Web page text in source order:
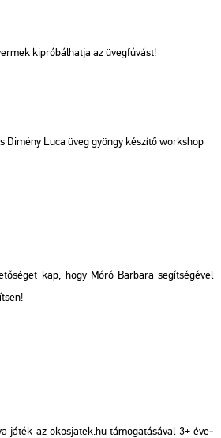
ki­pró­bál­hat­ja az üveg­fú­vást!
Di­mény Luca üveg gyöngy ké­szí­tő work­shop
kap, hogy Móró Bar­ba­ra se­gít­sé­gé­vel
játék az okos­ja­tek.hu tá­mo­ga­tá­sá­val 3+ éve­